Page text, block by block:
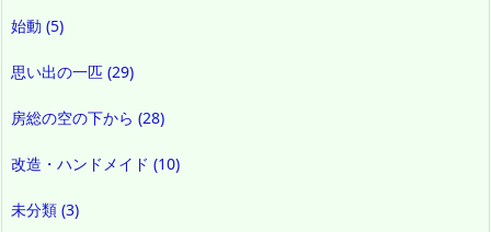
始動 (5)
思い出の一匹 (29)
房総の空の下から (28)
改造・ハンドメイド (10)
未分類 (3)